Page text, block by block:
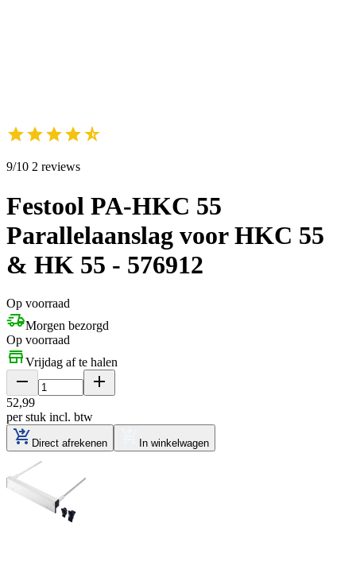
9/10 2 reviews
Festool PA-HKC 55
Parallelaanslag voor HKC 55
& HK 55 - 576912
Op voorraad
Morgen bezorgd
Op voorraad
Vrijdag af te halen
52,99
per stuk incl. btw
Direct afrekenen In winkelwagen